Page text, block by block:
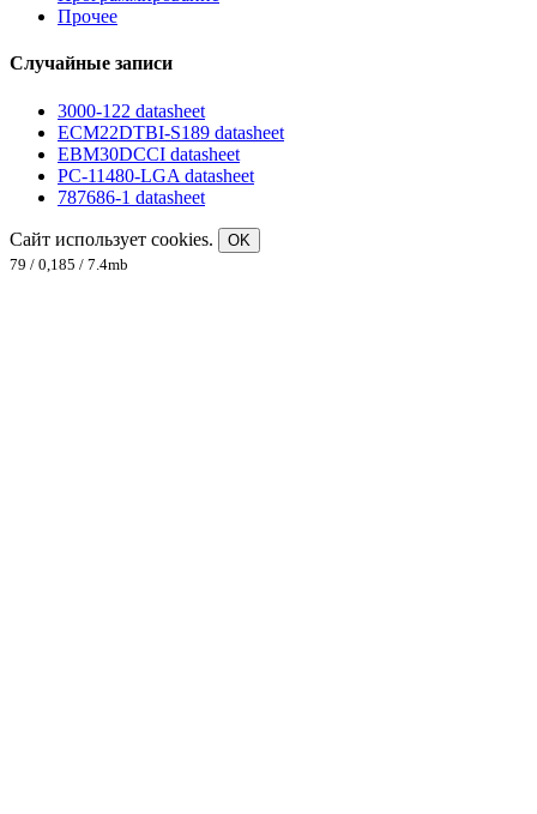
Прочее
Случайные записи
3000-122 datasheet
ECM22DTBI-S189 datasheet
EBM30DCCI datasheet
PC-11480-LGA datasheet
787686-1 datasheet
Сайт использует cookies.
OK
79 / 0,185 / 7.4mb